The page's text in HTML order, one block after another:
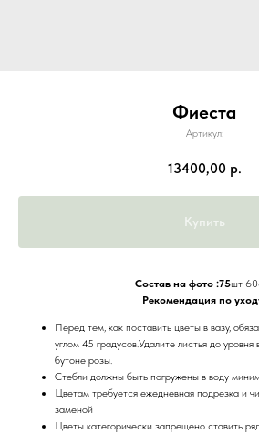
Фиеста
Артикул:
13400,00 р.
Купить
Состав на фото :75шт
Рекомендация по
Перед тем, как поставить цветы в вазу,
углом 45 градусов.Удалите листья до
бутоне розы.
Стебли должны быть погружены в воду
Цветам требуется ежедневная подрезка и
заменой
Цветы категорически запрещено ставить